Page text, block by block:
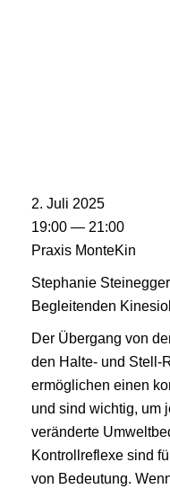
Der Übergang von
den Halte- und Stell-
ermöglichen einen
und sind wichtig, um
veränderte
Kontrollreflexe sind
von Bedeutung.
2. Juli 2025
19:00 — 21:00
Praxis MonteKin
Stephanie
Begleitenden